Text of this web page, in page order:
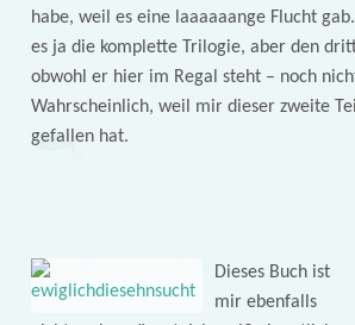
habe, weil es eine laaaaaange Flucht
es ja die komplette Trilogie, aber den
obwohl er hier im Regal steht – noch
Wahrscheinlich, weil mir dieser zweite
gefallen hat.
Dieses Buch ist
mir ebenfalls